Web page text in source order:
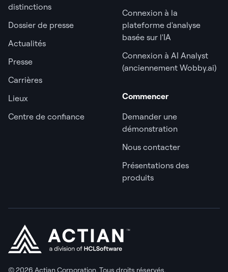
distinctions
Dossier de presse
Actualités
Presse
Carrières
Lieux
Centre de confiance
Connexion à la
plateforme d'analyse
basée sur l'IA
Connexion à AI Analyst
(anciennement Wobby.ai)
Commencer
Demander une
démonstration
Nous contacter
Présentations des
produits
© 2026 Actian Corporation. Tous droits réservés.